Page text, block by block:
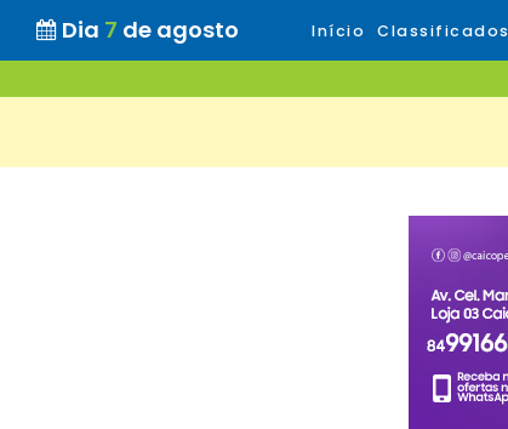
Dia 7 de agosto Início Classificados